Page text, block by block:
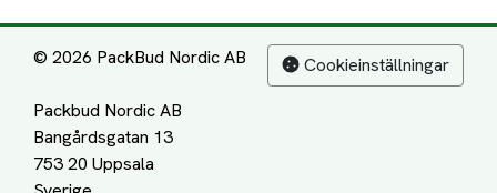
© 2026 PackBud Nordic AB
Packbud Nordic AB
Bangårdsgatan 13
753 20 Uppsala
Cookieinställningar